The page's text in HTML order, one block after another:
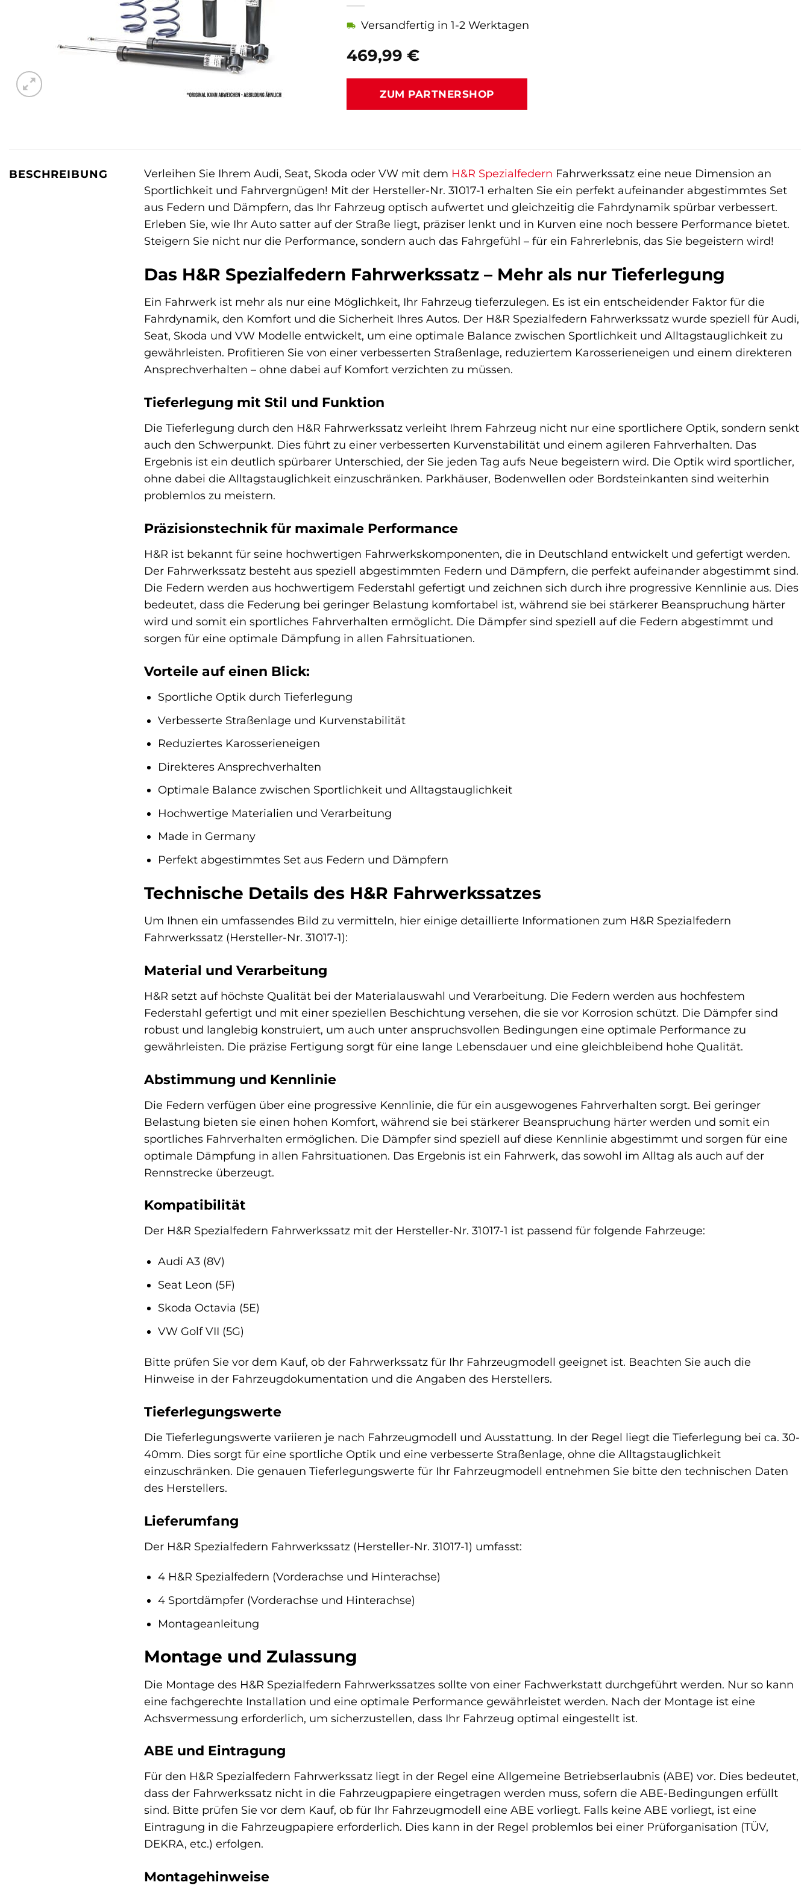
469,99 €
Versandfertig in 1-2 Werktagen
ZUM PARTNERSHOP
BESCHREIBUNG Verleihen Sie Ihrem Audi, Seat, Skoda oder VW mit dem H&R Spezialfedern Fahrwerkssatz eine neue Dimension an
Sportlichkeit und Fahrvergnügen! Mit der Hersteller-Nr. 31017-1 erhalten Sie ein perfekt aufeinander abgestimmtes Set
aus Federn und Dämpfern, das Ihr Fahrzeug optisch aufwertet und gleichzeitig die Fahrdynamik spürbar verbessert.
Erleben Sie, wie Ihr Auto satter auf der Straße liegt, präziser lenkt und in Kurven eine noch bessere Performance bietet.
Steigern Sie nicht nur die Performance, sondern auch das Fahrgefühl – für ein Fahrerlebnis, das Sie begeistern wird!
Das H&R Spezialfedern Fahrwerkssatz – Mehr als nur Tieferlegung
Ein Fahrwerk ist mehr als nur eine Möglichkeit, Ihr Fahrzeug tieferzulegen. Es ist ein entscheidender Faktor für die
Fahrdynamik, den Komfort und die Sicherheit Ihres Autos. Der H&R Spezialfedern Fahrwerkssatz wurde speziell für Audi,
Seat, Skoda und VW Modelle entwickelt, um eine optimale Balance zwischen Sportlichkeit und Alltagstauglichkeit zu
gewährleisten. Profitieren Sie von einer verbesserten Straßenlage, reduziertem Karosserieneigen und einem direkteren
Ansprechverhalten – ohne dabei auf Komfort verzichten zu müssen.
Tieferlegung mit Stil und Funktion
Die Tieferlegung durch den H&R Fahrwerkssatz verleiht Ihrem Fahrzeug nicht nur eine sportlichere Optik, sondern senkt
auch den Schwerpunkt. Dies führt zu einer verbesserten Kurvenstabilität und einem agileren Fahrverhalten. Das
Ergebnis ist ein deutlich spürbarer Unterschied, der Sie jeden Tag aufs Neue begeistern wird. Die Optik wird sportlicher,
ohne dabei die Alltagstauglichkeit einzuschränken. Parkhäuser, Bodenwellen oder Bordsteinkanten sind weiterhin
problemlos zu meistern.
Präzisionstechnik für maximale Performance
H&R ist bekannt für seine hochwertigen Fahrwerkskomponenten, die in Deutschland entwickelt und gefertigt werden.
Der Fahrwerkssatz besteht aus speziell abgestimmten Federn und Dämpfern, die perfekt aufeinander abgestimmt sind.
Die Federn werden aus hochwertigem Federstahl gefertigt und zeichnen sich durch ihre progressive Kennlinie aus. Dies
bedeutet, dass die Federung bei geringer Belastung komfortabel ist, während sie bei stärkerer Beanspruchung härter
wird und somit ein sportliches Fahrverhalten ermöglicht. Die Dämpfer sind speziell auf die Federn abgestimmt und
sorgen für eine optimale Dämpfung in allen Fahrsituationen.
Vorteile auf einen Blick:
Sportliche Optik durch Tieferlegung
Verbesserte Straßenlage und Kurvenstabilität
Reduziertes Karosserieneigen
Direkteres Ansprechverhalten
Optimale Balance zwischen Sportlichkeit und Alltagstauglichkeit
Hochwertige Materialien und Verarbeitung
Made in Germany
Perfekt abgestimmtes Set aus Federn und Dämpfern
Technische Details des H&R Fahrwerkssatzes
Um Ihnen ein umfassendes Bild zu vermitteln, hier einige detaillierte Informationen zum H&R Spezialfedern
Fahrwerkssatz (Hersteller-Nr. 31017-1):
Material und Verarbeitung
H&R setzt auf höchste Qualität bei der Materialauswahl und Verarbeitung. Die Federn werden aus hochfestem
Federstahl gefertigt und mit einer speziellen Beschichtung versehen, die sie vor Korrosion schützt. Die Dämpfer sind
robust und langlebig konstruiert, um auch unter anspruchsvollen Bedingungen eine optimale Performance zu
gewährleisten. Die präzise Fertigung sorgt für eine lange Lebensdauer und eine gleichbleibend hohe Qualität.
Abstimmung und Kennlinie
Die Federn verfügen über eine progressive Kennlinie, die für ein ausgewogenes Fahrverhalten sorgt. Bei geringer
Belastung bieten sie einen hohen Komfort, während sie bei stärkerer Beanspruchung härter werden und somit ein
sportliches Fahrverhalten ermöglichen. Die Dämpfer sind speziell auf diese Kennlinie abgestimmt und sorgen für eine
optimale Dämpfung in allen Fahrsituationen. Das Ergebnis ist ein Fahrwerk, das sowohl im Alltag als auch auf der
Rennstrecke überzeugt.
Kompatibilität
Der H&R Spezialfedern Fahrwerkssatz mit der Hersteller-Nr. 31017-1 ist passend für folgende Fahrzeuge:
Audi A3 (8V)
Seat Leon (5F)
Skoda Octavia (5E)
VW Golf VII (5G)
Bitte prüfen Sie vor dem Kauf, ob der Fahrwerkssatz für Ihr Fahrzeugmodell geeignet ist. Beachten Sie auch die
Hinweise in der Fahrzeugdokumentation und die Angaben des Herstellers.
Tieferlegungswerte
Die Tieferlegungswerte variieren je nach Fahrzeugmodell und Ausstattung. In der Regel liegt die Tieferlegung bei ca. 30-
40mm. Dies sorgt für eine sportliche Optik und eine verbesserte Straßenlage, ohne die Alltagstauglichkeit
einzuschränken. Die genauen Tieferlegungswerte für Ihr Fahrzeugmodell entnehmen Sie bitte den technischen Daten
des Herstellers.
Lieferumfang
Der H&R Spezialfedern Fahrwerkssatz (Hersteller-Nr. 31017-1) umfasst:
4 H&R Spezialfedern (Vorderachse und Hinterachse)
4 Sportdämpfer (Vorderachse und Hinterachse)
Montageanleitung
Montage und Zulassung
Die Montage des H&R Spezialfedern Fahrwerkssatzes sollte von einer Fachwerkstatt durchgeführt werden. Nur so kann
eine fachgerechte Installation und eine optimale Performance gewährleistet werden. Nach der Montage ist eine
Achsvermessung erforderlich, um sicherzustellen, dass Ihr Fahrzeug optimal eingestellt ist.
ABE und Eintragung
Für den H&R Spezialfedern Fahrwerkssatz liegt in der Regel eine Allgemeine Betriebserlaubnis (ABE) vor. Dies bedeutet,
dass der Fahrwerkssatz nicht in die Fahrzeugpapiere eingetragen werden muss, sofern die ABE-Bedingungen erfüllt
sind. Bitte prüfen Sie vor dem Kauf, ob für Ihr Fahrzeugmodell eine ABE vorliegt. Falls keine ABE vorliegt, ist eine
Eintragung in die Fahrzeugpapiere erforderlich. Dies kann in der Regel problemlos bei einer Prüforganisation (TÜV,
DEKRA, etc.) erfolgen.
Montagehinweise